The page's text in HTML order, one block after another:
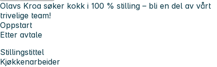
Olavs Kroa søker kokk i 100 % stilling – bli en del av vårt
trivelige team!
Oppstart
Etter avtale
Stillingstittel
Kjøkkenarbeider